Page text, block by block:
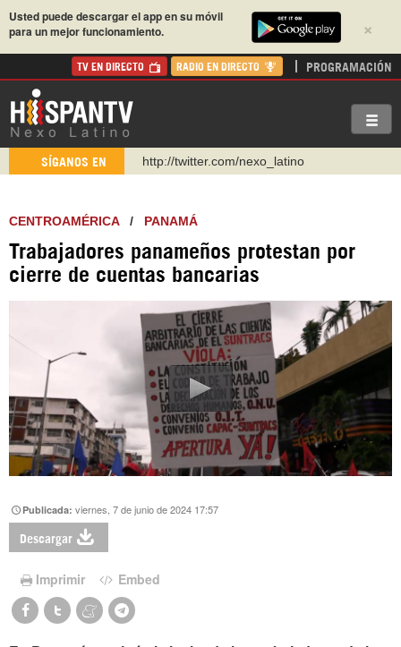
×
Usted puede descargar el app en su móvil
para un mejor funcionamiento.
TV EN DIRECTO RADIO EN DIRECTO PROGRAMACIÓN
SÍGANOS EN
http://twitter.com/nexo_latino
https://urmedium.com/c/hispantv
WhatsApp y Viber: +98 921 79 29 404
Instagram como: hispan_tv
https://www.youtube.com/@nexo_latino
CENTROAMÉRICA/ PANAMÁ
Trabajadores panameños protestan por
cierre de cuentas bancarias
Publicada:viernes, 7 de junio de 2024 17:57
Descargar
Imprimir Embed